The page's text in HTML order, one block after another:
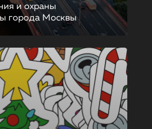
и охраны
города Москвы